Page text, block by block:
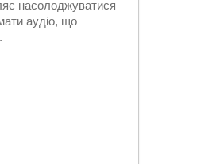
насолоджуватися
аудіо, що